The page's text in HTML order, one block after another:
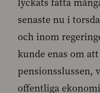
lyckats fatta
senaste nu i
och inom
kunde enas om
pensionsslussen,
offentliga